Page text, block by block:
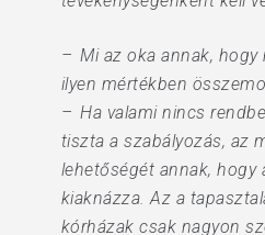
– Mi az oka annak, hogy
ilyen mértékben
– Ha valami nincs
tiszta a szabályozás, az
lehetőségét annak,
kiaknázza. Az a
kórházak csak nagyon